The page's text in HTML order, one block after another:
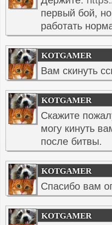
первый бой,
работать
KOTGAMER
Вам скинуть
KOTGAMER
Скажите
могу кинуть
после битвы.
KOTGAMER
Спасибо вам
KOTGAMER